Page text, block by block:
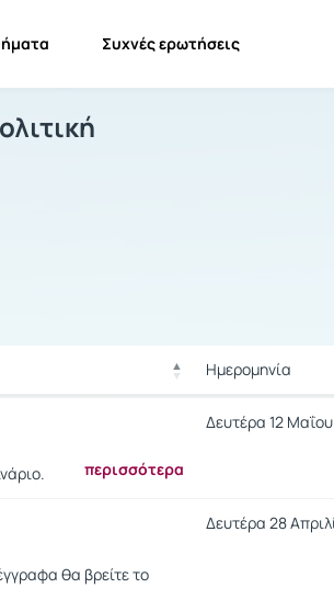
Συχνές ερωτήσεις
και πολιτική
Ημερομηνία
Ρυθμίσεις
Ρυθμίσεις
περισσότερα
Δευτέρα 12
θα βρείτε το
Δευτέρα 28